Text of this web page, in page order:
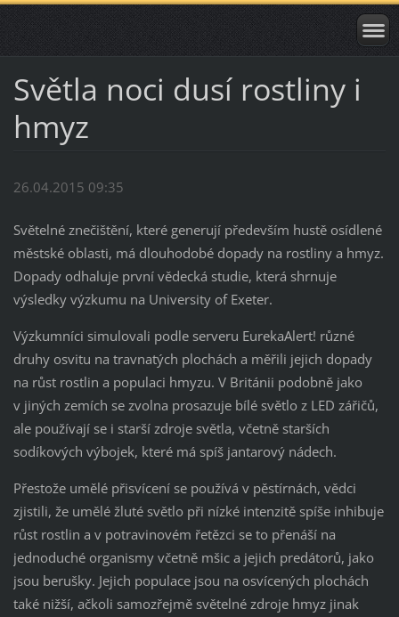
Světla noci dusí rostliny i
hmyz
26.04.2015 09:35
Světelné znečištění, které generují především hustě osídlené
městské oblasti, má dlouhodobé dopady na rostliny a hmyz.
Dopady odhaluje první vědecká studie, která shrnuje
výsledky výzkumu na University of Exeter.
Výzkumníci simulovali podle serveru EurekaAlert! různé
druhy osvitu na travnatých plochách a měřili jejich dopady
na růst rostlin a populaci hmyzu. V Británii podobně jako
v jiných zemích se zvolna prosazuje bílé světlo z LED zářičů,
ale používají se i starší zdroje světla, včetně starších
sodíkových výbojek, které má spíš jantarový nádech.
Přestože umělé přisvícení se používá v pěstírnách, vědci
zjistili, že umělé žluté světlo při nízké intenzitě spíše inhibuje
růst rostlin a v potravinovém řetězci se to přenáší na
jednoduché organismy včetně mšic a jejich predátorů, jako
jsou berušky. Jejich populace jsou na osvícených plochách
také nižší, ačkoli samozřejmě světelné zdroje hmyz jinak